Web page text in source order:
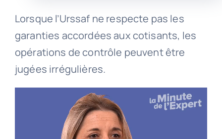
Lorsque l’Urssaf ne respecte pas les
garanties accordées aux cotisants, les
opérations de contrôle peuvent être
jugées irrégulières.